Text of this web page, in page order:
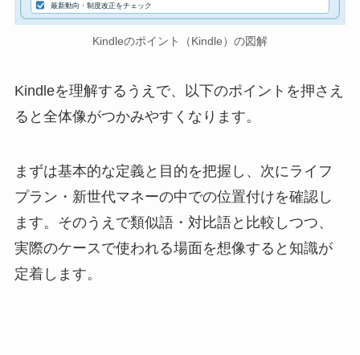
最新動向・制度改正をチェック
Kindleのポイント（Kindle）の図解
Kindleを理解するうえで、以下のポイントを押さえ
ると全体像がつかみやすくなります。
まずは基本的な定義と目的を把握し、次にライフ
プラン・新世代マネーの中での位置付けを確認し
ます。そのうえで類似語・対比語と比較しつつ、
実際のケースで使われる場面を想像すると知識が
定着します。